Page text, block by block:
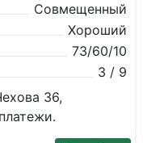
Совмещенный
Хороший
73/60/10
3 / 9
36,